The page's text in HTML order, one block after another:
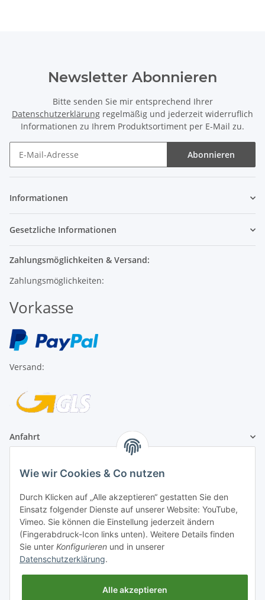
Newsletter Abonnieren
Bitte senden Sie mir entsprechend Ihrer
Datenschutzerklärung regelmäßig und jederzeit widerruflich
Informationen zu Ihrem Produktsortiment per E-Mail zu.
Abonnieren
Informationen
Gesetzliche Informationen
Zahlungsmöglichkeiten & Versand:
Zahlungsmöglichkeiten:
Vorkasse
Versand:
Anfahrt
1A Football Angebote
1A-Football ist
registrierter Partner:
Wie wir Cookies & Co nutzen
Durch Klicken auf „Alle akzeptieren“ gestatten Sie den
Einsatz folgender Dienste auf unserer Website: YouTube,
Vimeo. Sie können die Einstellung jederzeit ändern
(Fingerabdruck-Icon links unten). Weitere Details finden
Sie unter Konfigurieren und in unserer
Datenschutzerklärung.
Alle akzeptieren